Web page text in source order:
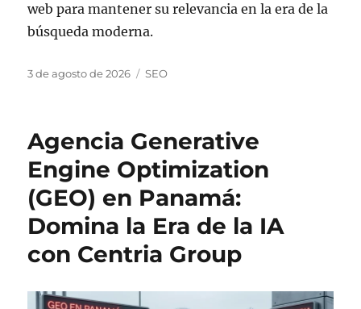
web para mantener su relevancia en la era de la
búsqueda moderna.
Publicado
3 de agosto de 2026 Categorías
SEO
Agencia Generative
Engine Optimization
(GEO) en Panamá:
Domina la Era de la IA
con Centria Group